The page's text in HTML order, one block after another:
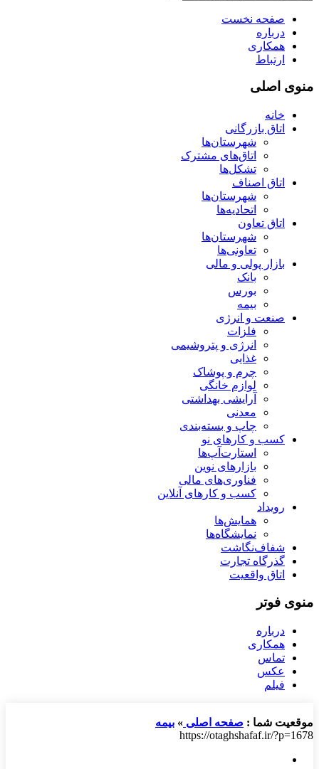
صفحه نخست
درباره
همکاری
ارتباط
منوی اصلی
خانه
اتاق بازرگانی
شهرستان‌ها
اتاق‌های مشترک
تشکل‌ها
اتاق اصناف
شهرستان‌ها
اتحادیه‌ها
اتاق تعاون
شهرستان‌ها
تعاونی‌ها
بازار پولی و مالی
بانک
بورس
بیمه
صنعت و انرژی
فلزات
انرژی و پتروشیمی
غذایی
چرم و پوشاک
لوازم خانگی
آرایشی بهداشتی
معدنی
چاپ و بسته‌بندی
کسب و کارهای نو
استارت‌آپ‌ها
بازارهای نوین
فناوری‌های مالی
کسب و کارهای آنلاین
رویداد
همایش‌ها
نمایشگاه‌ها
شفاف‌نگاشت
گذرگاه تجارت
اتاق واقعیت
منوی فوتر
درباره
همکاری
تماس
عکس
فیلم
موقعیت شما : صفحه اصلی » بیمه
https://otaghshafaf.ir/?p=1678